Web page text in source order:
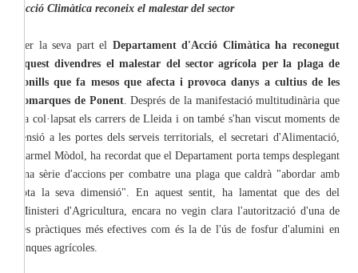
Acció Climàtica reconeix el malestar del sector
Per la seva part el Departament d'Acció Climàtica ha reconegut
aquest divendres el malestar del sector agrícola per la plaga de
conills que fa mesos que afecta i provoca danys a cultius de les
comarques de Ponent. Després de la manifestació multitudinària que
ha col·lapsat els carrers de Lleida i on també s'han viscut moments de
tensió a les portes dels serveis territorials, el secretari d'Alimentació,
Carmel Mòdol, ha recordat que el Departament porta temps desplegant
una sèrie d'accions per combatre una plaga que caldrà "abordar amb
tota la seva dimensió". En aquest sentit, ha lamentat que des del
Ministeri d'Agricultura, encara no vegin clara l'autorització d'una de
les pràctiques més efectives com és la de l'ús de fosfur d'alumini en
finques agrícoles.